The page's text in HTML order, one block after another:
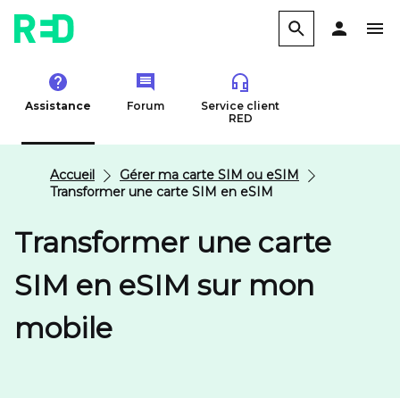
Assistance Forum
Service client
RED
Accueil
Gérer ma carte SIM ou eSIM
Transformer une carte SIM en eSIM
Transformer une carte
SIM en eSIM sur mon
mobile